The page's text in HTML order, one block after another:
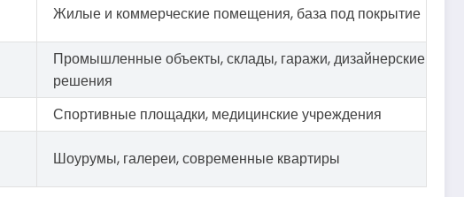
Жилые и коммерческие помещения, база под покрытие
Промышленные объекты, склады, гаражи, дизайнерские
решения
Спортивные площадки, медицинские учреждения
Шоурумы, галереи, современные квартиры